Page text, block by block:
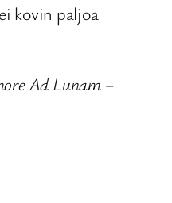
kovin paljoa
Ad Lunam –